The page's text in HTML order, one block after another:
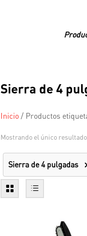
Sierra de 4
Inicio / Productos
Mostrando el único resultado
Sierra de 4 pulgadas